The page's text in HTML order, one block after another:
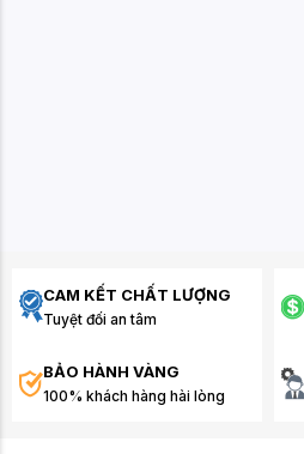
CAM KẾT CHẤT LƯỢNG
Tuyệt đối an tâm
BẢO HÀNH VÀNG
100% khách hàng hài lòng